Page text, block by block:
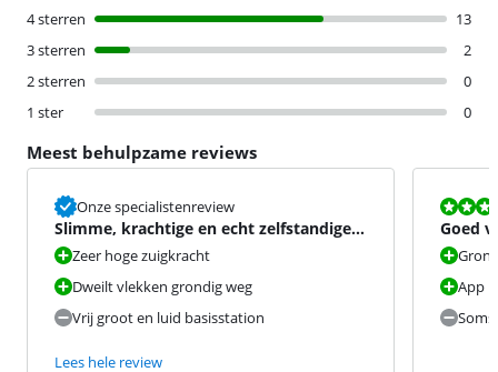
4 sterren
13
3 sterren
2
2 sterren
0
1 ster
0
Meest behulpzame reviews
Onze specialistenreview
Slimme, krachtige en echt zelfstandige
robotstofzuiger
Zeer hoge zuigkracht
Dweilt vlekken grondig weg
Vrij groot en luid basisstation
Lees hele review
Goed
App